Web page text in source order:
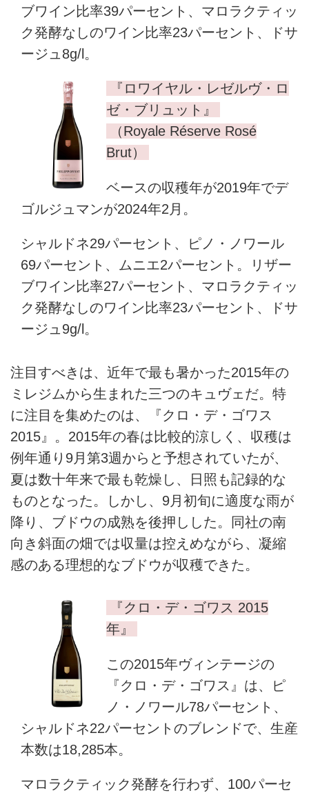
ブワイン比率39パーセント、マロラクティッ
ク発酵なしのワイン比率23パーセント、ドサ
ージュ8g/l。
『ロワイヤル・レゼルヴ・ロ
ゼ・ブリュット』
（Royale Réserve Rosé
Brut）
ベースの収穫年が2019年でデ
ゴルジュマンが2024年2月。
シャルドネ29パーセント、ピノ・ノワール
69パーセント、ムニエ2パーセント。リザー
ブワイン比率27パーセント、マロラクティッ
ク発酵なしのワイン比率23パーセント、ドサ
ージュ9g/l。
注目すべきは、近年で最も暑かった2015年の
ミレジムから生まれた三つのキュヴェだ。特
に注目を集めたのは、『クロ・デ・ゴワス
2015』。2015年の春は比較的涼しく、収穫は
例年通り9月第3週からと予想されていたが、
夏は数十年来で最も乾燥し、日照も記録的な
ものとなった。しかし、9月初旬に適度な雨が
降り、ブドウの成熟を後押しした。同社の南
向き斜面の畑では収量は控えめながら、凝縮
感のある理想的なブドウが収穫できた。
『クロ・デ・ゴワス 2015
年』
この2015年ヴィンテージの
『クロ・デ・ゴワス』は、ピ
ノ・ノワール78パーセント、
シャルドネ22パーセントのブレンドで、生産
本数は18,285本。
マロラクティック発酵を行わず、100パーセ